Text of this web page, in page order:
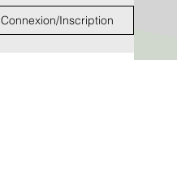
Connexion/Inscription